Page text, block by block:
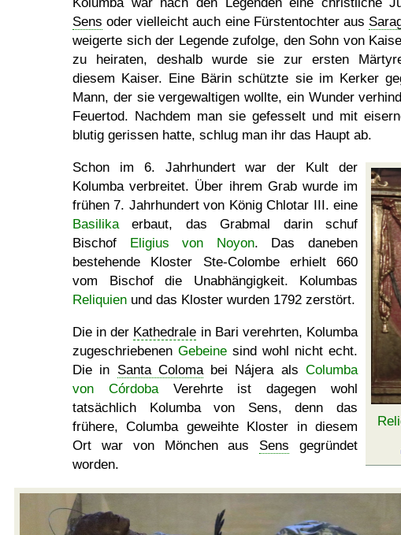
Sens oder vielleicht auch eine Fürstentochter aus
weigerte sich der Legende zufolge, den Sohn von
zu heiraten, deshalb wurde sie zur ersten
diesem Kaiser. Eine Bärin schützte sie im Kerker
Mann, der sie vergewaltigen wollte, ein Wunder
Feuertod. Nachdem man sie gefesselt und mit
blutig gerissen hatte, schlug man ihr das Haupt ab.
Schon im 6. Jahrhundert war der Kult der
Kolumba verbreitet. Über ihrem Grab wurde im
frühen 7. Jahrhundert von König Chlotar III. eine
Basilikaerbaut, das Grabmal darin schuf
Bischof Eligius von Noyon. Das daneben
bestehende Kloster Ste-Colombe erhielt 660
vom Bischof die Unabhängigkeit. Kolumbas
Reliquien und das Kloster wurden 1792 zerstört.
Die in der Kathedrale in Bari verehrten, Kolumba
zugeschriebenen Gebeine sind wohl nicht echt.
Die in Santa Colomabei Nájera alsColumba
von CórdobaVerehrte ist dagegen wohl
tatsächlich Kolumba von Sens, denn das
frühere, Columba geweihte Kloster in diesem
Ort war von Mönchen aus Sens gegründet
worden.